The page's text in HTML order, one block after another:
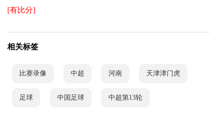
[有比分]
相关标签
比赛录像 中超 河南 天津津门虎
足球 中国足球 中超第13轮